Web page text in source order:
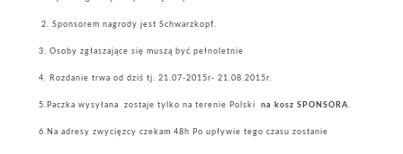
2. Sponsorem nagrody jest Schwarzkopf.
3. Osoby zgłaszające się muszą być pełnoletnie
4. Rozdanie trwa od dziś tj. 21.07-2015r- 21.08.2015r.
5.Paczka wysyłana zostaje tylko na terenie Polski na kosz SPONSORA.
6.Na adresy zwycięzcy czekam 48h Po upływie tego czasu zostanie